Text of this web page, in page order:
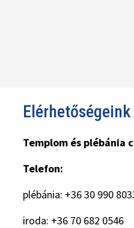
Elérhetőségeink
Templom és plébánia
Telefon:
plébánia: +36 30 990
iroda: +36 70 682 0546